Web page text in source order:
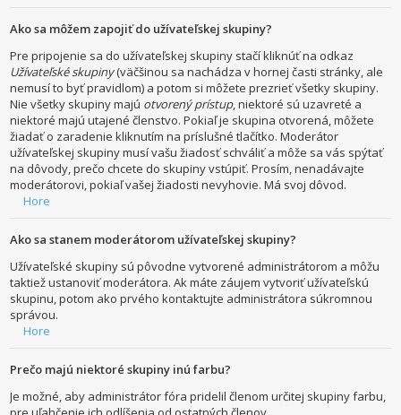
Ako sa môžem zapojiť do užívateľskej skupiny?
Pre pripojenie sa do užívateľskej skupiny stačí kliknúť na odkaz
Užívateľské skupiny(väčšinou sa nachádza v hornej časti stránky, ale
nemusí to byť pravidlom) a potom si môžete prezrieť všetky skupiny.
Nie všetky skupiny majú otvorený prístup, niektoré sú uzavreté a
niektoré majú utajené členstvo. Pokiaľ je skupina otvorená, môžete
žiadať o zaradenie kliknutím na príslušné tlačítko. Moderátor
užívateľskej skupiny musí vašu žiadosť schváliť a môže sa vás spýtať
na dôvody, prečo chcete do skupiny vstúpiť. Prosím, nenadávajte
moderátorovi, pokiaľ vašej žiadosti nevyhovie. Má svoj dôvod.
Hore
Ako sa stanem moderátorom užívateľskej skupiny?
Užívateľské skupiny sú pôvodne vytvorené administrátorom a môžu
taktiež ustanoviť moderátora. Ak máte záujem vytvoriť užívateľskú
skupinu, potom ako prvého kontaktujte administrátora súkromnou
správou.
Hore
Prečo majú niektoré skupiny inú farbu?
Je možné, aby administrátor fóra pridelil členom určitej skupiny farbu,